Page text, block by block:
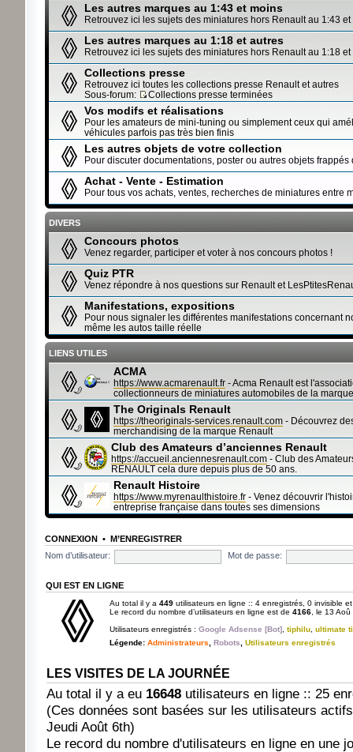
Les autres marques au 1:43 et moins
Retrouvez ici les sujets des miniatures hors Renault au 1:43 et
Les autres marques au 1:18 et autres
Retrouvez ici les sujets des miniatures hors Renault au 1:18 et
Collections presse
Retrouvez ici toutes les collections presse Renault et autres
Sous-forum:
Collections presse terminées
Vos modifs et réalisations
Pour les amateurs de mini-tuning ou simplement ceux qui
véhicules parfois pas très bien finis
Les autres objets de votre collection
Pour discuter documentations, poster ou autres objets frappés
Achat - Vente - Estimation
Pour tous vos achats, ventes, recherches de miniatures entre
DIVERS
Concours photos
Venez regarder, participer et voter à nos concours photos !
Quiz PTR
Venez répondre à nos questions sur Renault et
Manifestations, expositions
Pour nous signaler les différentes manifestations concernant
même les autos taille réelle
LIENS UTILES
ACMA
https://www.acmarenault.fr- Acma Renault est
collectionneurs de miniatures automobiles de la
The Originals Renault
https://theoriginals-services.renault.com- Découvrez
merchandising de la marque Renault
Club des Amateurs d’anciennes Renault
https://accueil.anciennesrenault.com- Club des
RENAULT cela dure depuis plus de 50 ans.
Renault Histoire
https://www.myrenaulthistoire.fr- Venez découvrir
entreprise française dans toutes ses dimensions
CONNEXION• M’ENREGISTRER
Nom d’utilisateur:
Mot de passe:
QUI EST EN LIGNE
Au total il y a 449utilisateurs en ligne :: 4 enregistrés, 0 invisible
Le record du nombre d’utilisateurs en ligne est de 4166, le 13 Aoû
Utilisateurs enregistrés : Google Adsense [Bot], tiphilu, ultimate
Légende: Administrateurs Robots Utilisateurs enregistrés
LES VISITES DE LA JOURNÉE
Au total il y a eu 16648utilisateurs en ligne :: 25
(Ces données sont basées sur les utilisateurs
Jeudi Août 6th)
Le record du nombre d'utilisateurs en ligne en une